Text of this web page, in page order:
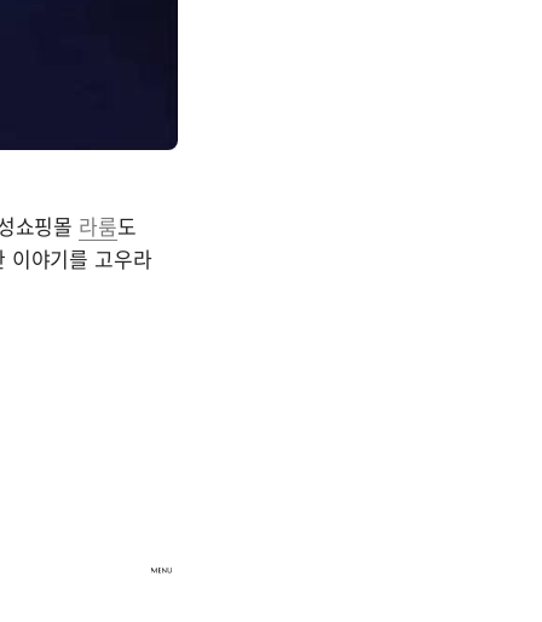
쇼핑몰 라룸도
이야기를 고우라